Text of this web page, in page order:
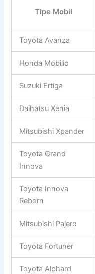
Tipe Mobil
Toyota Avanza
Honda Mobilio
Suzuki Ertiga
Daihatsu Xenia
Mitsubishi Xpander
Toyota Grand
Innova
Toyota Innova
Reborn
Mitsubishi Pajero
Toyota Fortuner
Toyota Alphard